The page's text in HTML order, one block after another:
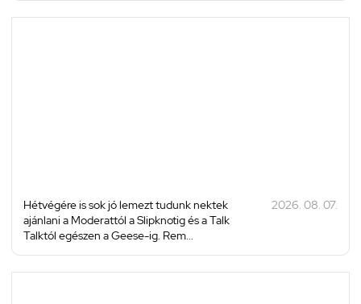
Hétvégére is sok jó lemezt tudunk nektek
ajánlani a Moderattól a Slipknotig és a Talk
Talktól egészen a Geese-ig. Rem...
2026. 08. 07.